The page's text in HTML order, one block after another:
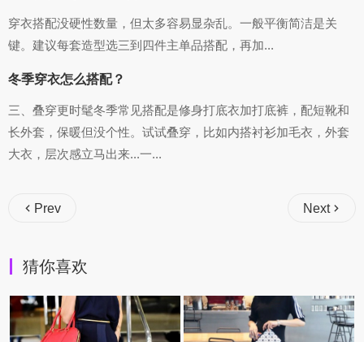
穿衣搭配没硬性数量，但太多容易显杂乱。一般平衡简洁是关
键。建议每套造型选三到四件主单品搭配，再加...
冬季穿衣怎么搭配？
三、叠穿更时髦冬季常见搭配是修身打底衣加打底裤，配短靴和
长外套，保暖但没个性。试试叠穿，比如内搭衬衫加毛衣，外套
大衣，层次感立马出来...一...
Prev Next
猜你喜欢